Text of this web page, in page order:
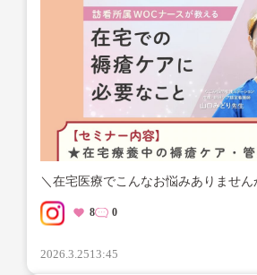
＼在宅医療でこんなお悩みありません
8 0
2026.3.2513:45